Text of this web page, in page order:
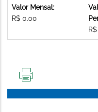
Valor Mensal:
R$ 0.00
PÁGINA